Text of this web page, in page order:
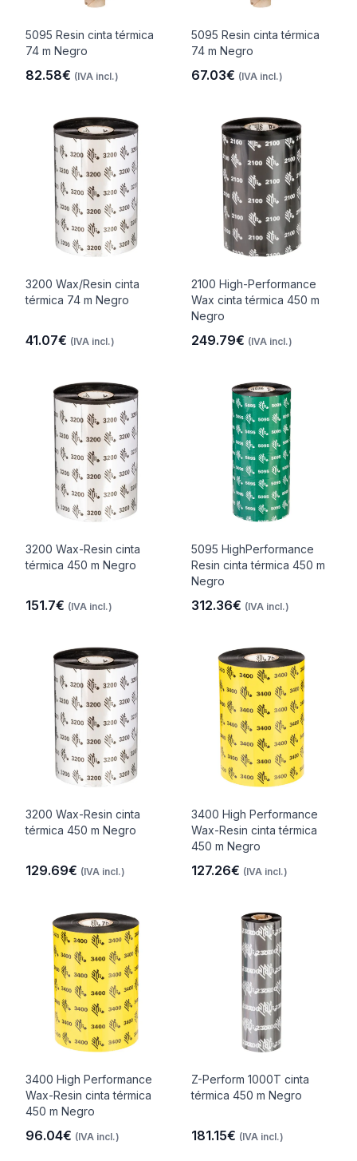
5095 Resin cinta térmica
74 m Negro
82.58€ (IVA incl.)
5095 Resin cinta térmica
74 m Negro
67.03€ (IVA incl.)
3200 Wax/Resin cinta
térmica 74 m Negro
41.07€ (IVA incl.)
2100 High-Performance
Wax cinta térmica 450 m
Negro
249.79€ (IVA incl.)
3200 Wax-Resin cinta
térmica 450 m Negro
151.7€ (IVA incl.)
5095 HighPerformance
Resin cinta térmica 450 m
Negro
312.36€ (IVA incl.)
3200 Wax-Resin cinta
térmica 450 m Negro
129.69€ (IVA incl.)
3400 High Performance
Wax-Resin cinta térmica
450 m Negro
127.26€ (IVA incl.)
3400 High Performance
Wax-Resin cinta térmica
450 m Negro
96.04€ (IVA incl.)
Z-Perform 1000T cinta
térmica 450 m Negro
181.15€ (IVA incl.)